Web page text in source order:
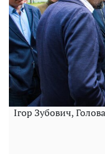
Ігор Зубович,